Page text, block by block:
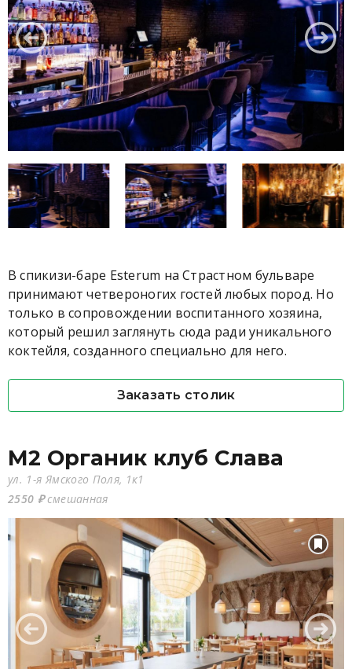
В спикизи-баре Esterum на Страстном бульваре
принимают четвероногих гостей любых пород. Но
только в сопровождении воспитанного хозяина,
который решил заглянуть сюда ради уникального
коктейля, созданного специально для него.
Заказать столик
M2 Органик клуб Слава
ул. 1-я Ямского Поля, 1к1
2550 ₽смешанная